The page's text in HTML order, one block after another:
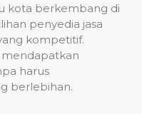
kota berkembang di
penyedia jasa
kompetitif.
mendapatkan
harus
berlebihan.